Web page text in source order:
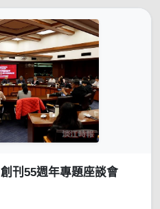
刊55週年專題座談會